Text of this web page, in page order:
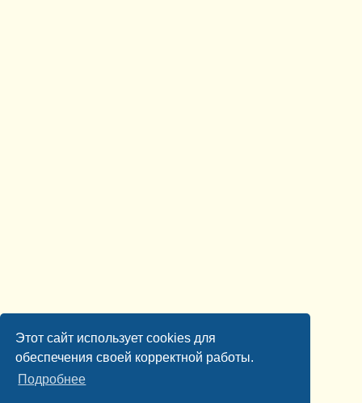
Этот сайт использует cookies для
обеспечения своей корректной работы.
Подробнее